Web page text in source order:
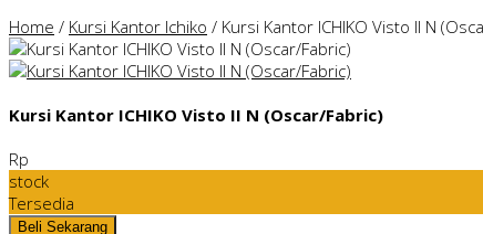
Home / Kursi Kantor Ichiko / Kursi Kantor ICHIKO Visto II N
Kursi Kantor ICHIKO Visto II N (Oscar/Fabric)
Rp
stock
Tersedia